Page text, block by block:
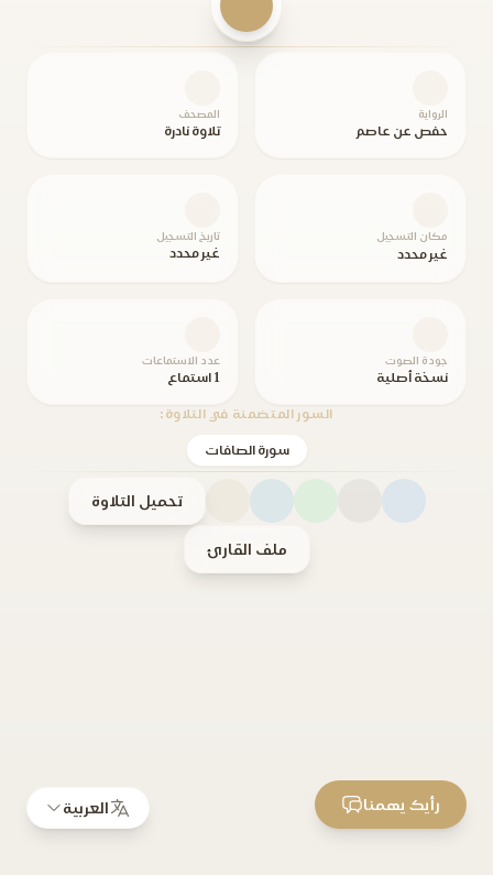
الرواية
حفص عن عاصم
المصحف
تلاوة نادرة
مكان التسجيل
غير محدد
تاريخ التسجيل
غير محدد
جودة الصوت
نسخة أصلية
عدد الاستماعات
1 استماع
السور المتضمنة في التلاوة:
سورة الصافات
تحميل التلاوة
ملف القارئ
العربية رأيك يهمنا